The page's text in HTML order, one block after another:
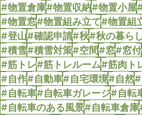
#物置倉庫#物置収納#物置小屋
#物置窓#物置組み立て#物置組
#登山#確認申請#秋#秋の暮らし
#積雪#積雪対策#空間#窓#窓付
#筋トレ#筋トレルーム#筋肉ト
#自作#自動車#自宅環境#自然#
#自転車#自転車ガレージ#自転
#自転車のある風景#自転車倉庫